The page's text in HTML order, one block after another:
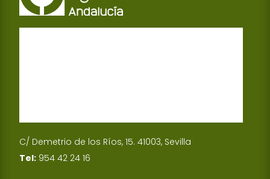
C/ Demetrio de los Ríos, 15. 41003, Sevilla
Tel: 954 42 24 16